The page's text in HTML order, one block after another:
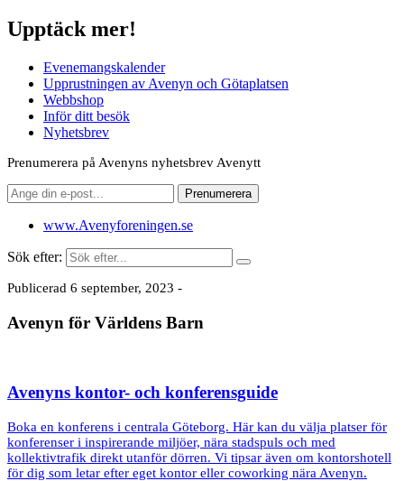
Upptäck mer!
Evenemangskalender
Upprustningen av Avenyn och Götaplatsen
Webbshop
Inför ditt besök
Nyhetsbrev
Prenumerera på Avenyns nyhetsbrev Avenytt
www.Avenyforeningen.se
Sök efter:
Publicerad 6 september, 2023 -
Avenyn för Världens Barn
Avenyns kontor- och konferensguide
Boka en konferens i centrala Göteborg. Här kan du välja platser för
konferenser i inspirerande miljöer, nära stadspuls och med
kollektivtrafik direkt utanför dörren. Vi tipsar även om kontorshotell
för dig som letar efter eget kontor eller coworking nära Avenyn.